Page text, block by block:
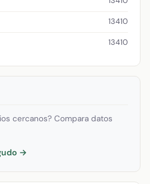
13410
13410
cercanos? Compara datos
→